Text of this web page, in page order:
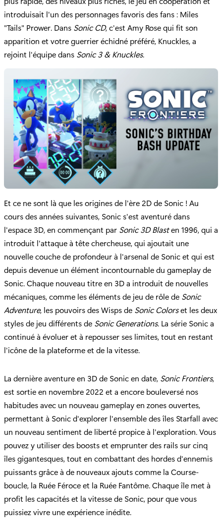
introduisait l'un des personnages favoris des fans : Miles
"Tails" Prower. Dans Sonic CD, c'est Amy Rose qui fit son
apparition et votre guerrier échidné préféré, Knuckles, a
rejoint l'équipe dans Sonic 3 & Knuckles.
Et ce ne sont là que les origines de l'ère 2D de Sonic ! Au
cours des années suivantes, Sonic s'est aventuré dans
l'espace 3D, en commençant par Sonic 3D Blasten 1996, qui a
introduit l'attaque à tête chercheuse, qui ajoutait une
nouvelle couche de profondeur à l'arsenal de Sonic et qui est
depuis devenue un élément incontournable du gameplay de
Sonic. Chaque nouveau titre en 3D a introduit de nouvelles
mécaniques, comme les éléments de jeu de rôle de Sonic
Adventure, les pouvoirs des Wisps de Sonic Colorset les deux
styles de jeu différents de Sonic Generations. La série Sonic a
continué à évoluer et à repousser ses limites, tout en restant
l'icône de la plateforme et de la vitesse.
La dernière aventure en 3D de Sonic en date, Sonic Frontiers,
est sortie en novembre 2022 et a encore bouleversé nos
habitudes avec un nouveau gameplay en zones ouvertes,
permettant à Sonic d'explorer l'ensemble des îles Starfall avec
un nouveau sentiment de liberté propice à l'exploration. Vous
pouvez y utiliser des boosts et emprunter des rails sur cinq
îles gigantesques, tout en combattant des hordes d'ennemis
puissants grâce à de nouveaux ajouts comme la Course-
boucle, la Ruée Féroce et la Ruée Fantôme. Chaque île met à
profit les capacités et la vitesse de Sonic, pour que vous
puissiez vivre une expérience inédite.